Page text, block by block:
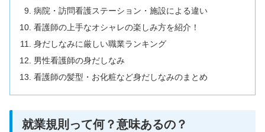
病院・訪問看護ステーション・施設による違い
看護師の上手なオシャレの楽しみ方を紹介！
身だしなみに厳しい職業ランキング
男性看護師の身だしなみ
看護師の髪型・お化粧など身だしなみのまとめ
就業規則って何？意味あるの？